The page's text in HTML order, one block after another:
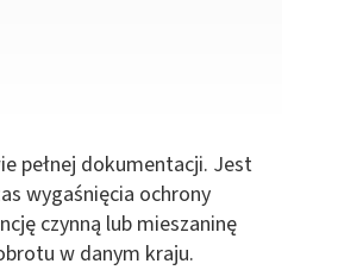
pełnej dokumentacji. Jest
wygaśnięcia ochrony
czynną lub mieszaninę
w danym kraju.